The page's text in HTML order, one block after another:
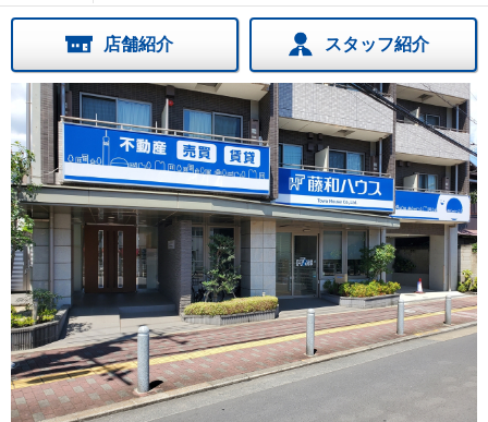
店舗紹介 スタッフ紹介